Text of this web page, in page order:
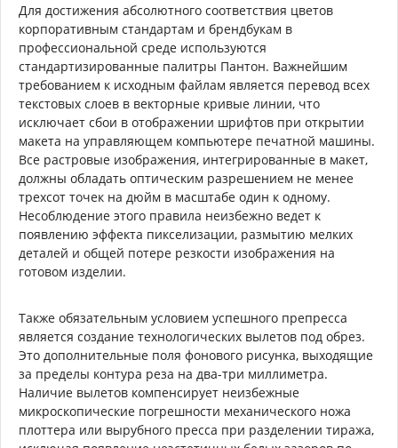
Для достижения абсолютного соответствия цветов
корпоративным стандартам и брендбукам в
профессиональной среде используются
стандартизированные палитры Пантон. Важнейшим
требованием к исходным файлам является перевод всех
текстовых слоев в векторные кривые линии, что
исключает сбои в отображении шрифтов при открытии
макета на управляющем компьютере печатной машины.
Все растровые изображения, интегрированные в макет,
должны обладать оптическим разрешением не менее
трехсот точек на дюйм в масштабе один к одному.
Несоблюдение этого правила неизбежно ведет к
появлению эффекта пикселизации, размытию мелких
деталей и общей потере резкости изображения на
готовом изделии.
Также обязательным условием успешного препресса
является создание технологических вылетов под обрез.
Это дополнительные поля фонового рисунка, выходящие
за пределы контура реза на два-три миллиметра.
Наличие вылетов компенсирует неизбежные
микроскопические погрешности механического ножа
плоттера или вырубного пресса при разделении тиража,